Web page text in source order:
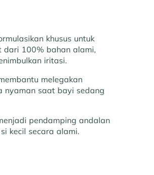
khusus untuk
dari 100% bahan alami,
iritasi.
melegakan
nyaman saat bayi sedang
pendamping andalan
kecil secara alami.